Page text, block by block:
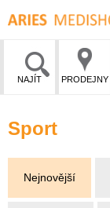
NAJÍT PRODEJNY
Sport
Nejnovější